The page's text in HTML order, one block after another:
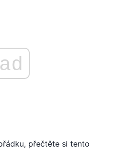
ad
přečtěte si tento